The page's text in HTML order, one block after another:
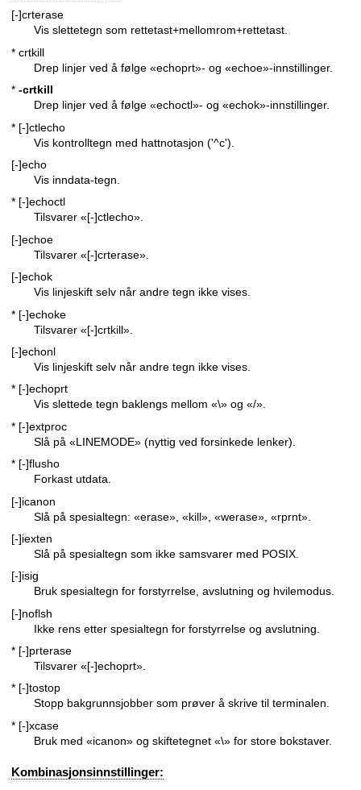
[-]crterase
Vis slettetegn som rettetast+mellomrom+rettetast.
* crtkill
Drep linjer ved å følge «echoprt»- og «echoe»-innstillinger.
* -crtkill
Drep linjer ved å følge «echoctl»- og «echok»-innstillinger.
* [-]ctlecho
Vis kontrolltegn med hattnotasjon ('^c').
[-]echo
Vis inndata-tegn.
* [-]echoctl
Tilsvarer «[-]ctlecho».
[-]echoe
Tilsvarer «[-]crterase».
[-]echok
Vis linjeskift selv når andre tegn ikke vises.
* [-]echoke
Tilsvarer «[-]crtkill».
[-]echonl
Vis linjeskift selv når andre tegn ikke vises.
* [-]echoprt
Vis slettede tegn baklengs mellom «\» og «/».
* [-]extproc
Slå på «LINEMODE» (nyttig ved forsinkede lenker).
* [-]flusho
Forkast utdata.
[-]icanon
Slå på spesialtegn: «erase», «kill», «werase», «rprnt».
[-]iexten
Slå på spesialtegn som ikke samsvarer med POSIX.
[-]isig
Bruk spesialtegn for forstyrrelse, avslutning og hvilemodus.
[-]noflsh
Ikke rens etter spesialtegn for forstyrrelse og avslutning.
* [-]prterase
Tilsvarer «[-]echoprt».
* [-]tostop
Stopp bakgrunnsjobber som prøver å skrive til terminalen.
* [-]xcase
Bruk med «icanon» og skiftetegnet «\» for store bokstaver.
Kombinasjonsinnstillinger: